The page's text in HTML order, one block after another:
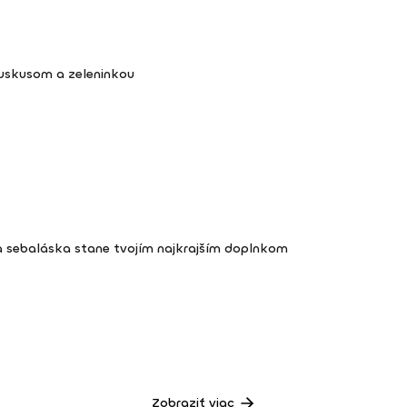
a zeleninkou
sebaláska stane tvojím najkrajším doplnkom
Zobraziť viac